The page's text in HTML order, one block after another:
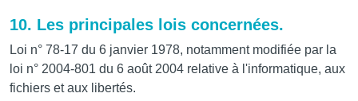
10. Les principales lois concernées.
Loi n° 78-17 du 6 janvier 1978, notamment modifiée par la
loi n° 2004-801 du 6 août 2004 relative à l'informatique, aux
fichiers et aux libertés.